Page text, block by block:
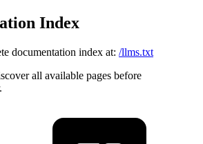
Index
documentation index at: /llms.txt
all available pages before